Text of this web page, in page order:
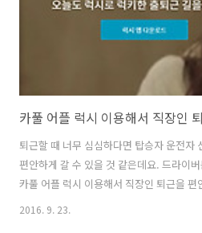
카풀 어플 럭시 이용해서 직장인
퇴근할 때 너무 심심하다면 탑승자 운전자
편안하게 갈 수 있을 것 같은데요. 드라이
카풀 어플 럭시 이용해서 직장인 퇴근을
익을 벌고 서로 좋은 서비스를 소개합니다.
2016. 9. 23.